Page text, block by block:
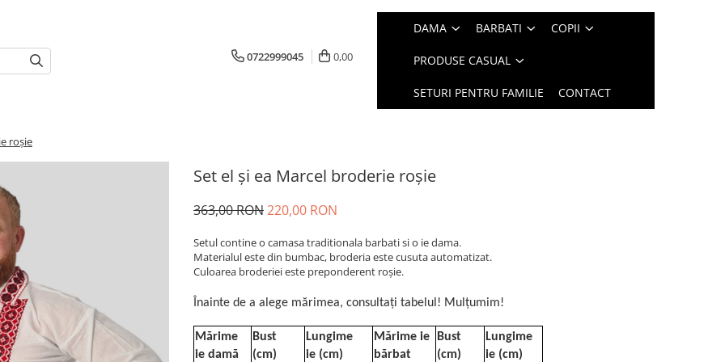
0722999045 0,00
DAMA BARBATI COPII
PRODUSE CASUAL
SETURI PENTRU FAMILIE CONTACT
roșie
Set el și ea Marcel broderie roșie
363,00 RON220,00 RON
Setul contine o camasa traditionala barbati si o ie dama.
Materialul este din bumbac, broderia este cusuta automatizat.
Culoarea broderiei este preponderent roșie.
Înainte de a alege mărimea, consultați tabelul! Mulțumim!
Mărime
ie damă
Bust
(cm)
Lungime
ie (cm)
Mărime ie
bărbat
Bust
(cm)
Lungime
ie (cm)